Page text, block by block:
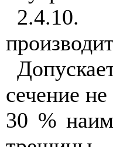
2.4.10.
сечение
30 %